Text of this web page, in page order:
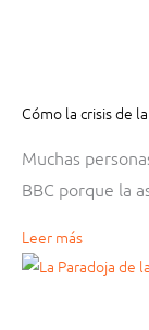
Cómo la crisis de
Muchas
BBC porque la
Leer más